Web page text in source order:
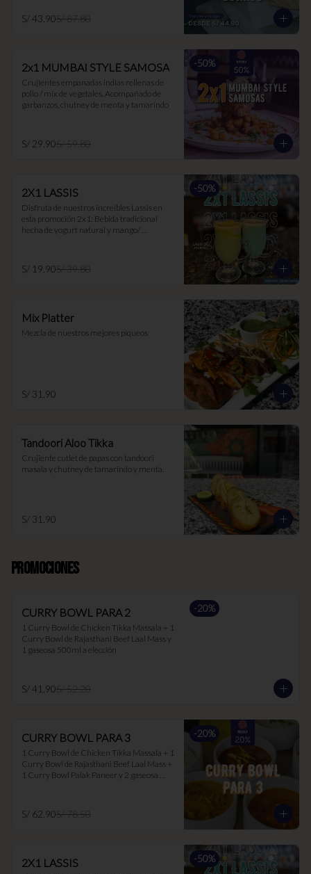
S/ 43.90S/ 87.80
-50%
2x1 MUMBAI STYLE SAMOSA
Crujientes empanadas indias rellenas de
pollo / mix de vegetales. Acompañado de
garbanzos, chutney de menta y tamarindo
S/ 29.90S/ 59.80
-50%
2X1 LASSIS
Disfruta de nuestros increíbles Lassis en
esta promoción 2x1: Bebida tradicional
hecha de yogurt natural y mango/
picante y es muy buen digestivo.
S/ 19.90S/ 39.80
Mix Platter
Mezcla de nuestros mejores piqueos
S/ 31.90
Tandoori Aloo Tikka
Crujiente cutlet de papas con tandoori
masala y chutney de tamarindo y menta.
S/ 31.90
PROMOCIONES
-20%
CURRY BOWL PARA 2
1 Curry Bowl de Chicken Tikka Massala + 1
Curry Bowl de Rajasthani Beef Laal Mass y
1 gaseosa 500ml a elección
S/ 41.90S/ 52.20
-20%
CURRY BOWL PARA 3
1 Curry Bowl de Chicken Tikka Massala + 1
Curry Bowl de Rajasthani Beef Laal Mass +
1 Curry Bowl Palak Paneer y 2 gaseosa
S/ 62.90S/ 78.50
-50%
2X1 LASSIS